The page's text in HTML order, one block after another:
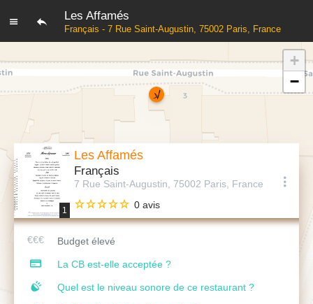
Les Affamés
Français - 7 Rue Saint-Augustin, 75002 Paris, France
1
Les Affamés
Français
7 Rue Saint-Augustin, 75002 Paris, France
0 avis
Budget élevé
La CB est-elle acceptée ?
Quel est le niveau sonore de ce restaurant ?
+
−